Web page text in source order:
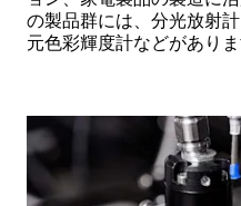
の製品群には、分光放射
元色彩輝度計などがありま